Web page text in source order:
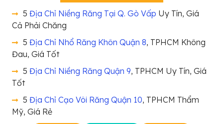
5 Địa Chỉ Niềng Răng Tại Q. Gò Vấp Uy Tín, Giá
Cả Phải Chăng
5 Địa Chỉ Nhổ Răng Khôn Quận 8, TPHCM Không
Đau, Giá Tốt
5 Địa Chỉ Niềng Răng Quận 9, TPHCM Uy Tín, Giá
Tốt
5 Địa Chỉ Cạo Vôi Răng Quận 10, TPHCM Thẩm
Mỹ, Giá Rẻ